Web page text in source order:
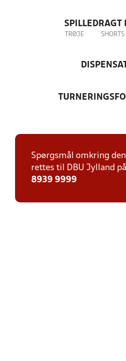
SPILLEDRAGT
TRØJE SHORTS
Spørgsmål omkring
rettes til DBU Jylland på
8939 9999